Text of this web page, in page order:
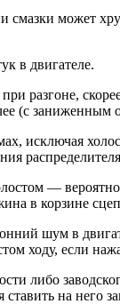
смазки может
в двигателе.
разгоне,
(с заниженным
исключая
—
в корзине
шум в
ходу, если
либо
на него